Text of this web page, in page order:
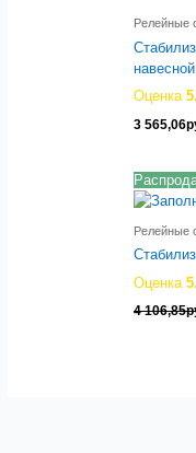
Релейные
навесной
Оценка
3 565,06
Релейные
Оценка
4 106,85